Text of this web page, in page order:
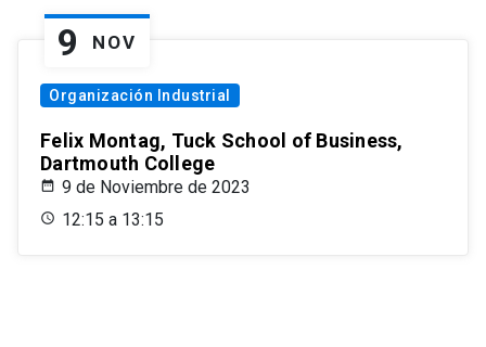
9 NOV
Organización Industrial
Felix Montag, Tuck School of Business,
Dartmouth College
9 de Noviembre de 2023
12:15 a 13:15